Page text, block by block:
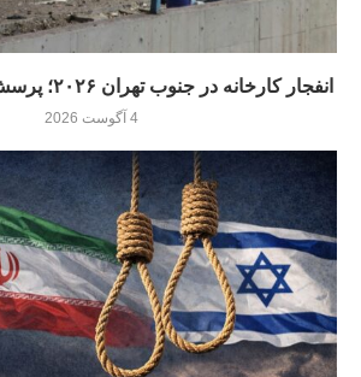
انفجار کارخانه در جنوب تهران ۲۰۲۶؛ پرسش‌هایی درباره ایمنی
4 آگوست 2026